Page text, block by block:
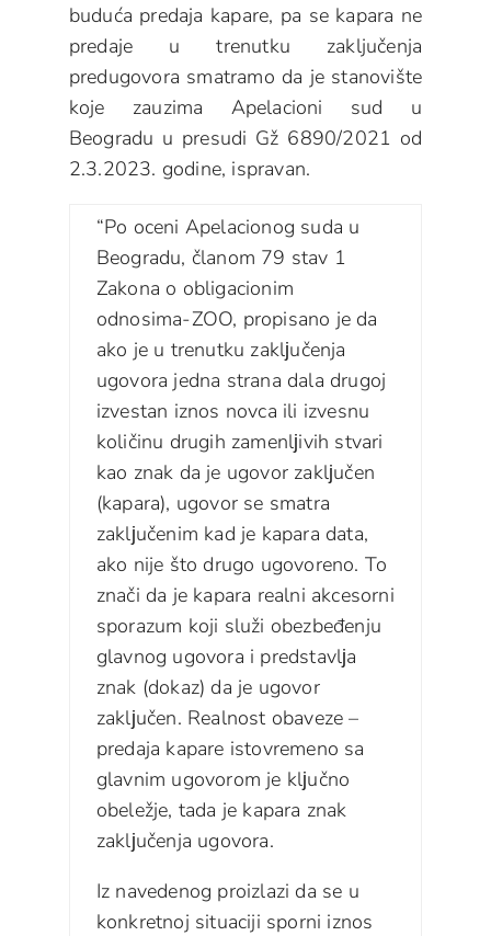
buduća predaja kapare, pa se kapara ne
predaje u trenutku zaključenja
predugovora smatramo da je stanovište
koje zauzima Apelacioni sud u
Beogradu u presudi Gž 6890/2021 od
2.3.2023. godine, ispravan.
“Po oceni Apelacionog suda u
Beogradu, članom 79 stav 1
Zakona o obligacionim
odnosima-ZOO, propisano je da
ako je u trenutku zaklјučenja
ugovora jedna strana dala drugoj
izvestan iznos novca ili izvesnu
količinu drugih zamenlјivih stvari
kao znak da je ugovor zaklјučen
(kapara), ugovor se smatra
zaklјučenim kad je kapara data,
ako nije što drugo ugovoreno. To
znači da je kapara realni akcesorni
sporazum koji služi obezbeđenju
glavnog ugovora i predstavlјa
znak (dokaz) da je ugovor
zaklјučen. Realnost obaveze –
predaja kapare istovremeno sa
glavnim ugovorom je klјučno
obeležje, tada je kapara znak
zaklјučenja ugovora.
Iz navedenog proizlazi da se u
konkretnoj situaciji sporni iznos